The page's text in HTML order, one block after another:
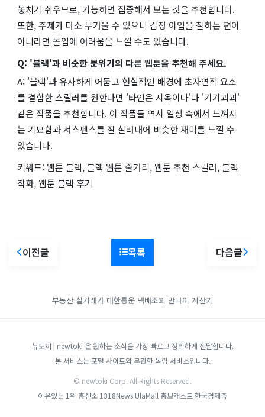
놓치기 쉬우므로, 가능하면 집중해서 보는 것을 추천합니다.
또한, 주제가 다소 무거울 수 있으니 감정 이입을 잘하는 편이
아니라면 몰입에 어려움을 느낄 수도 있습니다.
Q: '블랙'과 비슷한 분위기의 다른 웹툰을 추천해 주세요.
A: '블랙'과 유사하게 어둡고 현실적인 배경에 초자연적 요소
를 결합한 스릴러를 원한다면 '타인은 지옥이다'나 '기기괴괴'
같은 작품을 추천합니다. 이 작품들 역시 일상 속에서 느껴지
는 기묘함과 서스펜스를 잘 살려내어 비슷한 재미를 느낄 수
있습니다.
키워드: 웹툰 블랙, 블랙 웹툰 줄거리, 웹툰 추천 스릴러, 블랙
작화, 웹툰 블랙 후기
이전글 목록 다음글
부동산 실거래가 대한통운 택배조회 만나이 계산기
뉴토끼 | newtoki 은 원하는 소식을 가장 빠르고 정확하게 전달합니다.
본 서비스는 포털 사이트와 무관한 독립 서비스입니다.
© newtoki Corp. All Rights Reserved.
이유있는 1위 흥신소 1318News UlaMall 홍보캐스트 한국경제줌